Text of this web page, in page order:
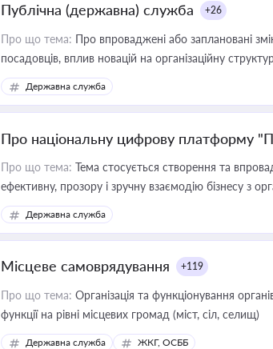
Публічна (державна) служба +26
Про що тема: Про впроваджені або заплановані
посадовців, вплив новацій на організаційну
Державна служба
Про національну цифрову платформу
Про що тема: Тема стосується створення та
ефективну, прозору і зручну взаємодію бізнесу з
Державна служба
Місцеве самоврядування +119
Про що тема: Організація та функціонування
функції на рівні місцевих громад (міст, сіл, селищ)
Державна служба ЖКГ, ОСББ